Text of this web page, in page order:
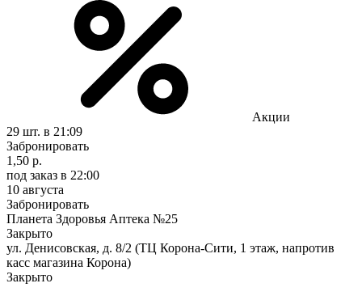
Акции
29 шт. в 21:09
Забронировать
1,50 р.
под заказ в 22:00
10 августа
Забронировать
Планета Здоровья Аптека №25
Закрыто
ул. Денисовская, д. 8/2 (ТЦ Корона-Сити, 1 этаж, напротив
касс магазина Корона)
Закрыто